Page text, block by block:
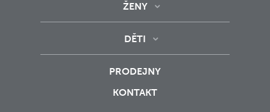
ŽENY
DĚTI
PRODEJNY
KONTAKT